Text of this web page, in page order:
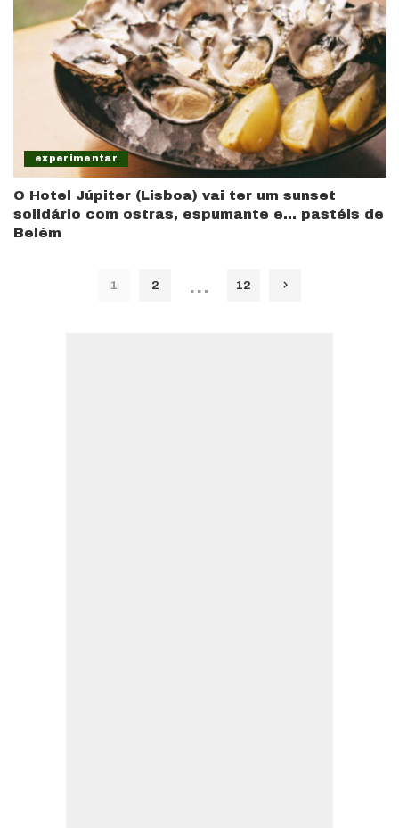
experimentar
O Hotel Júpiter (Lisboa) vai ter um sunset
solidário com ostras, espumante e… pastéis de
Belém
1 2 … 12